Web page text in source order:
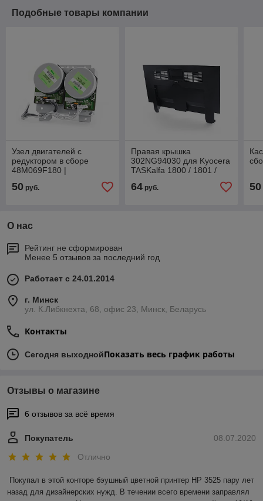
Подобные товары компании
Узел двигателей с
редуктором в сборе
48M069F180 |
302K394201 для Kyocera
FS-4100DN / 4200DN /
50 руб.
Правая крышка
302NG94030 для Kyocera
TASKalfa 1800 / 1801 /
64руб. 50
О нас
Рейтинг не сформирован
Менее 5 отзывов за последний год
Работает с 24.01.2014
г. Минск
ул. К.Либкнехта, 68, офис 23, Минск, Беларусь
Контакты
Сегодня выходнойПоказать весь график работы
Отзывы о магазине
6 отзывов за всё время
08.07.2020
Покупатель
Отлично
Покупал в этой конторе бэушный цветной принтер HP 3525 пару лет
назад для дизайнерских нужд. В течении всего времени заправлял